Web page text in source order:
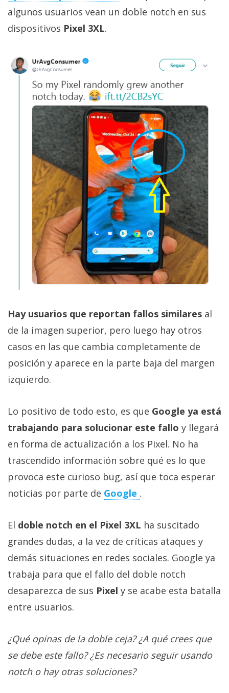
algunos usuarios vean un doble notch en sus
dispositivos Pixel 3XL.
Hay usuarios que reportan fallos similares al
de la imagen superior, pero luego hay otros
casos en las que cambia completamente de
posición y aparece en la parte baja del margen
izquierdo.
Lo positivo de todo esto, es que Google ya está
trabajando para solucionar este fallo y llegará
en forma de actualización a los Pixel. No ha
trascendido información sobre qué es lo que
provoca este curioso bug, así que toca esperar
noticias por parte de Google .
El doble notch en el Pixel 3XL ha suscitado
grandes dudas, a la vez de críticas ataques y
demás situaciones en redes sociales. Google ya
trabaja para que el fallo del doble notch
desaparezca de sus Pixel y se acabe esta batalla
entre usuarios.
¿Qué opinas de la doble ceja? ¿A qué crees que
se debe este fallo? ¿Es necesario seguir usando
notch o hay otras soluciones?